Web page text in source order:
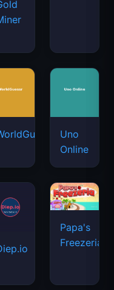
Uno
Online
Papa's
Freezeria